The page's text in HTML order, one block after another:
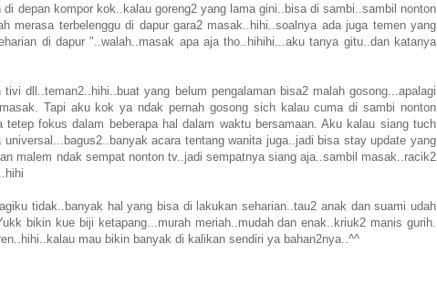
depan kompor kok..kalau goreng2 yang lama gini..bisa di sambi..sambil nonton
merasa terbelenggu di dapur gara2 masak..hihi..soalnya ada juga temen yang
di dapur "..walah..masak apa aja tho..hihihi...aku tanya gitu..dan katanya
dll..teman2..hihi..buat yang belum pengalaman bisa2 malah gosong...apalagi
Tapi aku kok ya ndak pernah gosong sich kalau cuma di sambi nonton
fokus dalam beberapa hal dalam waktu bersamaan. Aku kalau siang tuch
acara tentang wanita juga..jadi bisa stay update yang
malem ndak sempat nonton tv..jadi sempatnya siang aja..sambil masak..racik2
tidak..banyak hal yang bisa di lakukan seharian..tau2 anak dan suami udah
bikin kue biji ketapang...murah meriah..mudah dan enak..kriuk2 manis gurih.
mau bikin banyak di kalikan sendiri ya bahan2nya..^^